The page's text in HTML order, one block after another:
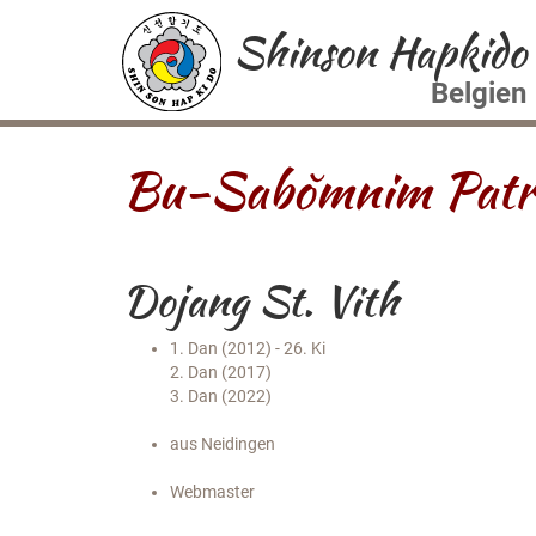
Shinson Hapkido
Belgien
Bu-Sabŏmnim
Dojang St. Vith
1. Dan (2012) - 26. Ki
2. Dan (2017)
3. Dan (2022)
aus Neidingen
Webmaster